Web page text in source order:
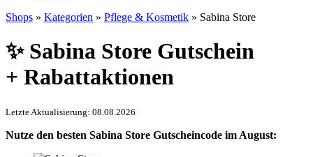
Shops » Kategorien » Pflege & Kosmetik » Sabina Store
✨ Sabina Store Gutschein
+ Rabattaktionen
Letzte Aktualisierung: 08.08.2026
Nutze den besten Sabina Store Gutscheincode im August: